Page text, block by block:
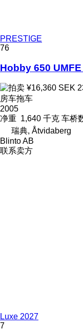
PRESTIGE
76
Hobby 650
¥16,360 SEK
房车拖车
2005
净重 1,640 千克 车桥
瑞典, Åtvidaberg
Blinto AB
联系卖方
Luxe 2027
7